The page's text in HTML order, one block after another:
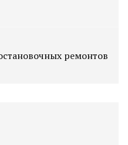
ремонтов